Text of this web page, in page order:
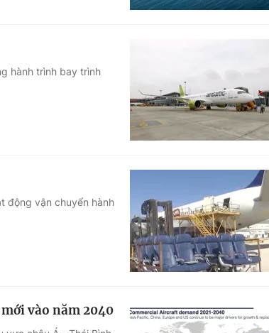
hành trình bay trình
động vận chuyển hành
vào năm 2040